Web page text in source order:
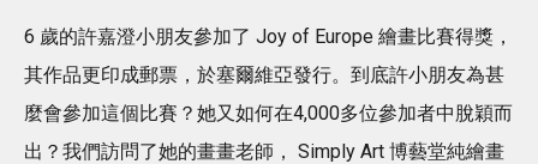
6 歲的許嘉澄小朋友參加了 Joy of Europe 繪畫比賽得獎，
其作品更印成郵票，於塞爾維亞發行。到底許小朋友為甚
麼會參加這個比賽？她又如何在4,000多位參加者中脫穎而
出？我們訪問了她的畫畫老師， Simply Art 博藝堂純繪畫